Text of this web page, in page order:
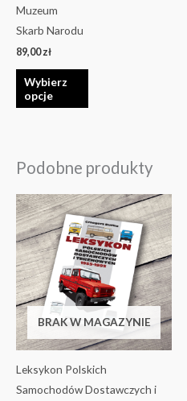
Muzeum
Skarb Narodu
89,00zł
Wybierz
opcje
Podobne produkty
BRAK W MAGAZYNIE
Leksykon Polskich
Samochodów Dostawczych i